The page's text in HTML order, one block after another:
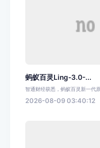
蚂蚁百灵Ling-3.0-...
智通财经获悉，蚂蚁百灵新一
2026-08-09 03:40:12